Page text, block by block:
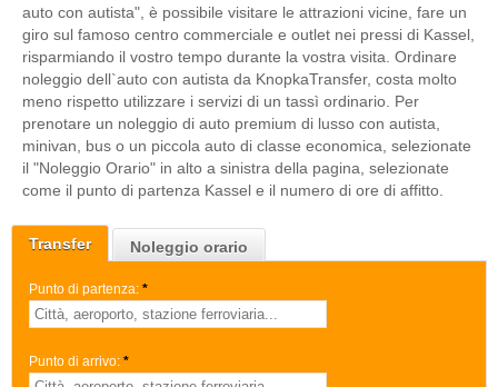
Transfer Noleggio orario
Punto di partenza: *
Punto di arrivo: *
auto con autista", è possibile visitare le attrazioni vicine, fare un
giro sul famoso centro commerciale e outlet nei pressi di Kassel,
risparmiando il vostro tempo durante la vostra visita. Ordinare
noleggio dell`auto con autista da KnopkaTransfer, costa molto
meno rispetto utilizzare i servizi di un tassì ordinario. Per
prenotare un noleggio di auto premium di lusso con autista,
minivan, bus o un piccola auto di classe economica, selezionate
il "Noleggio Orario" in alto a sinistra della pagina, selezionate
come il punto di partenza Kassel e il numero di ore di affitto.